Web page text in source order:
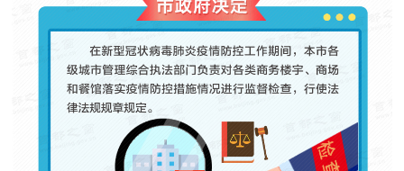
FRANÇAIS РУССКИЙ ЯЗЫК
ESPAÑOL العربية PORTUGUÊS